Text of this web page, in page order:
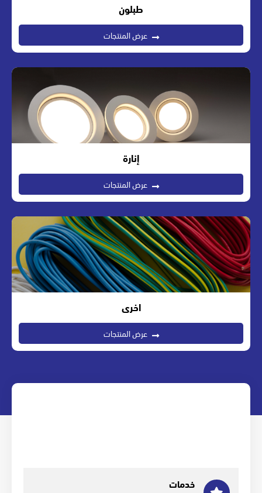
طبلون
عرض المنتجات
إنارة
عرض المنتجات
اخرى
عرض المنتجات
خدمات